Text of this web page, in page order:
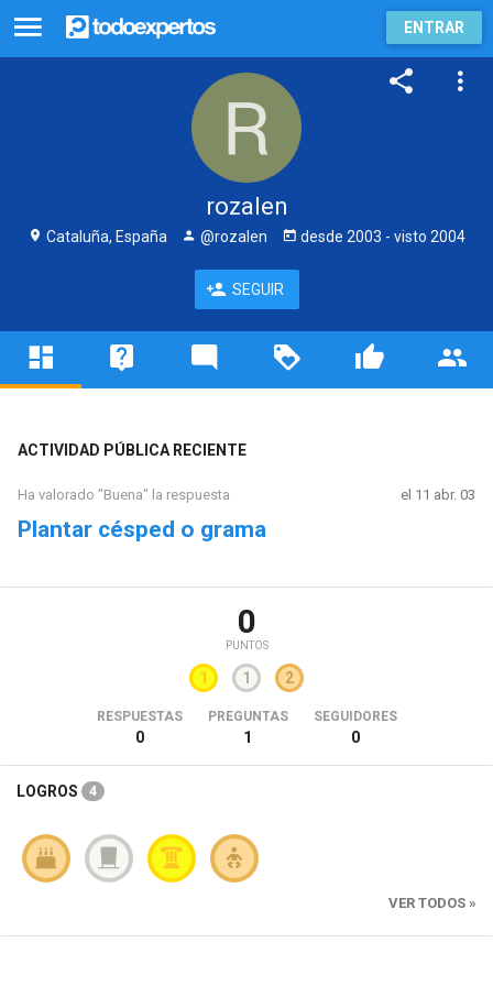
ENTRAR
rozalen
Cataluña, España @rozalen desde 2003 - visto 2004
SEGUIR
ACTIVIDAD PÚBLICA RECIENTE
Ha valorado "Buena" la respuesta el 11 abr. 03
Plantar césped o grama
0
PUNTOS
1 1 2
RESPUESTAS
0
PREGUNTAS
1
SEGUIDORES
0
LOGROS 4
VER TODOS »